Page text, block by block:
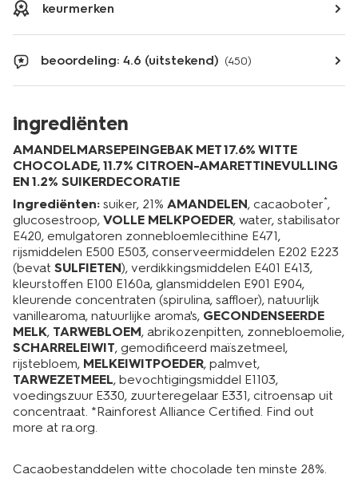
keurmerken
beoordeling: 4.6 (uitstekend) (450)
ingrediënten
AMANDELMARSEPEINGEBAK MET 17.6% WITTE
CHOCOLADE, 11.7% CITROEN-AMARETTINEVULLING
EN 1.2% SUIKERDECORATIE
Ingrediënten: suiker, 21% AMANDELEN, cacaoboter*,
glucosestroop, VOLLE MELKPOEDER, water, stabilisator
E420, emulgatoren zonnebloemlecithine E471,
rijsmiddelen E500 E503, conserveermiddelen E202 E223
(bevat SULFIETEN), verdikkingsmiddelen E401 E413,
kleurstoffen E100 E160a, glansmiddelen E901 E904,
kleurende concentraten (spirulina, saffloer), natuurlijk
vanillearoma, natuurlijke aroma's, GECONDENSEERDE
MELK, TARWEBLOEM, abrikozenpitten, zonnebloemolie,
SCHARRELEIWIT, gemodificeerd maïszetmeel,
rijstebloem, MELKEIWITPOEDER, palmvet,
TARWEZETMEEL, bevochtigingsmiddel E1103,
voedingszuur E330, zuurteregelaar E331, citroensap uit
concentraat. *Rainforest Alliance Certified. Find out
more at ra.org.
Cacaobestanddelen witte chocolade ten minste 28%.